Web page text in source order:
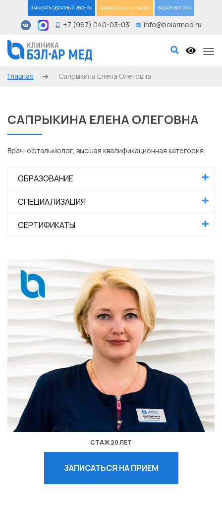
ЗАКАЗАТЬ ОБРАТНЫЙ ЗВОНОК ЗАПИСАТЬСЯ НА ПРИЕМ ЗАДАТЬ ВОПРОС
+7 (967) 040-03-03 info@belarmed.ru
Главная Сапрыкина Елена Олеговна
САПРЫКИНА ЕЛЕНА ОЛЕГОВНА
Врач-офтальмолог, высшая квалификационная категория
ОБРАЗОВАНИЕ
СПЕЦИАЛИЗАЦИЯ
СЕРТИФИКАТЫ
СТАЖ 20 ЛЕТ
ЗАПИСАТЬСЯ НА ПРИЕМ